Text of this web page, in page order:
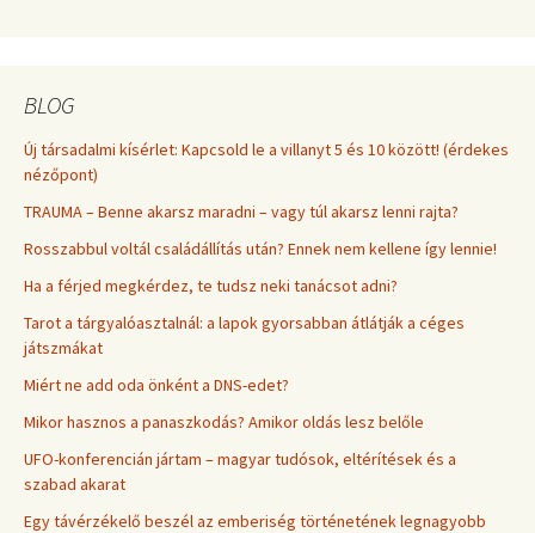
BLOG
Új társadalmi kísérlet: Kapcsold le a villanyt 5 és 10 között! (érdekes
nézőpont)
TRAUMA – Benne akarsz maradni – vagy túl akarsz lenni rajta?
Rosszabbul voltál családállítás után? Ennek nem kellene így lennie!
Ha a férjed megkérdez, te tudsz neki tanácsot adni?
Tarot a tárgyalóasztalnál: a lapok gyorsabban átlátják a céges
játszmákat
Miért ne add oda önként a DNS-edet?
Mikor hasznos a panaszkodás? Amikor oldás lesz belőle
UFO-konferencián jártam – magyar tudósok, eltérítések és a
szabad akarat
Egy távérzékelő beszél az emberiség történetének legnagyobb